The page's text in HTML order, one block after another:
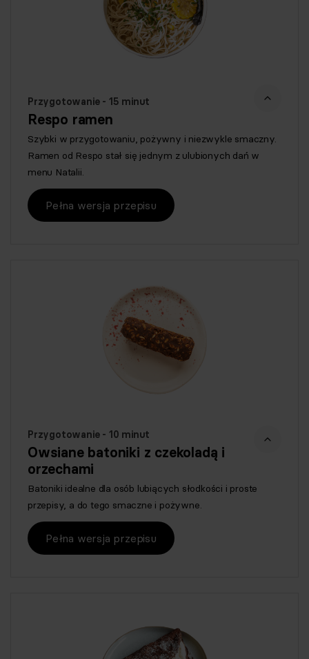
Przygotowanie - 15 minut
Respo ramen
Szybki w przygotowaniu, pożywny i niezwykle smaczny.
Ramen od Respo stał się jednym z ulubionych dań w
menu Natalii.
Pełna wersja przepisu
Przygotowanie - 10 minut
Owsiane batoniki z czekoladą i
orzechami
Batoniki idealne dla osób lubiących słodkości i proste
przepisy, a do tego smaczne i pożywne.
Pełna wersja przepisu